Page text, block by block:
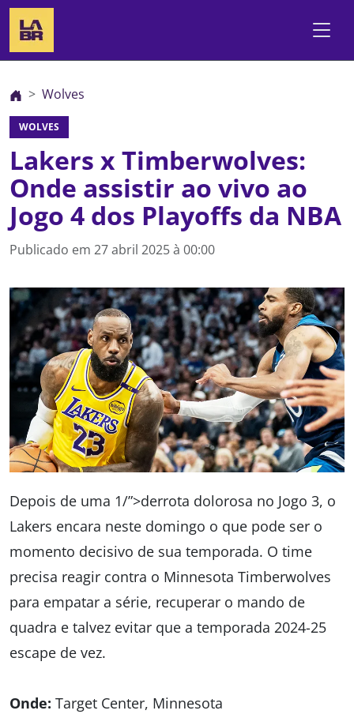
Wolves
WOLVES
Lakers x Timberwolves:
Onde assistir ao vivo ao
Jogo 4 dos Playoffs da NBA
Publicado em 27 abril 2025 à 00:00
Depois de uma 1/”>derrota dolorosa no Jogo 3, o
Lakers encara neste domingo o que pode ser o
momento decisivo de sua temporada. O time
precisa reagir contra o Minnesota Timberwolves
para empatar a série, recuperar o mando de
quadra e talvez evitar que a temporada 2024-25
escape de vez.
Onde: Target Center, Minnesota